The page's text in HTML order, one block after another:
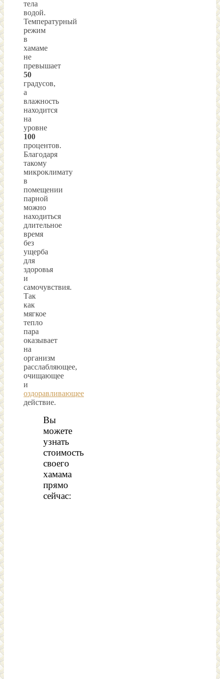
тела
водой.
Температурный
режим
в
хамаме
не
превышает
50
градусов,
а
влажность
находится
на
уровне
100
процентов.
Благодаря
такому
микроклимату
в
помещении
парной
можно
находиться
длительное
время
без
ущерба
для
здоровья
и
самочувствия.
Так
как
мягкое
тепло
пара
оказывает
на
организм
расслабляющее,
очищающее
и
оздоравливающее
действие.
Вы
можете
узнать
стоимость
своего
хамама
прямо
сейчас: